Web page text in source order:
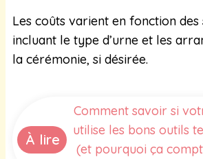
Les coûts varient en fonction des
incluant le type d’urne et les
la cérémonie, si désirée.
À lire
Comment savoir si
utilise les bons outils
(et pourquoi ça